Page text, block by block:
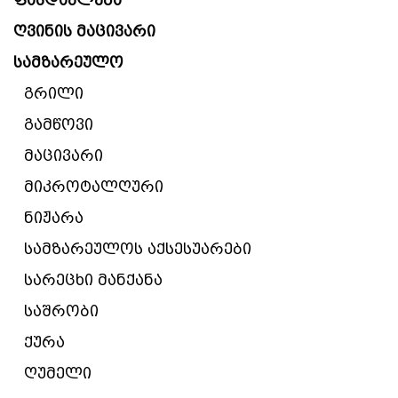
ღვინის მაცივარი
სამზარეულო
გრილი
გამწოვი
მაცივარი
მიკროტალღური
ნიჟარა
სამზარეულოს აქსესუარები
სარეცხი მანქანა
საშრობი
ქურა
ღუმელი